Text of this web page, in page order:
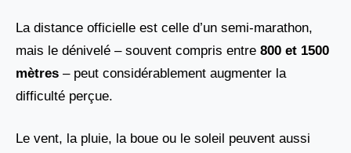
La distance officielle est celle d’un semi-marathon,
mais le dénivelé – souvent compris entre 800 et 1500
mètres – peut considérablement augmenter la
difficulté perçue.
Le vent, la pluie, la boue ou le soleil peuvent aussi